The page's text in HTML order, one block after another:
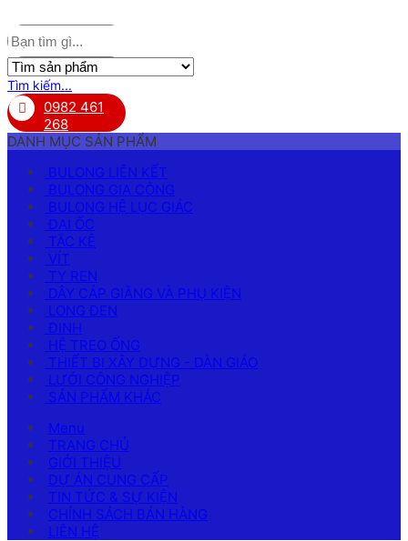
Tìm kiếm...
0982 461
268
DANH MỤC SẢN PHẨM
BULONG LIÊN KẾT
BULONG GIA CÔNG
BULONG HỆ LỤC GIÁC
ĐAI ỐC
TẮC KÊ
VÍT
TY REN
DÂY CÁP GIẰNG VÀ PHỤ KIỆN
LONG ĐEN
ĐINH
HỆ TREO ỐNG
THIẾT BỊ XÂY DỰNG - DÀN GIÁO
LƯỚI CÔNG NGHIỆP
SẢN PHẨM KHÁC
Menu
TRANG CHỦ
GIỚI THIỆU
DỰ ÁN CUNG CẤP
TIN TỨC & SỰ KIỆN
CHÍNH SÁCH BÁN HÀNG
LIÊN HỆ